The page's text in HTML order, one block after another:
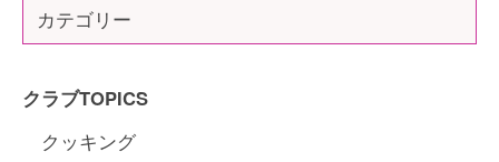
カテゴリー
クラブTOPICS
クッキング